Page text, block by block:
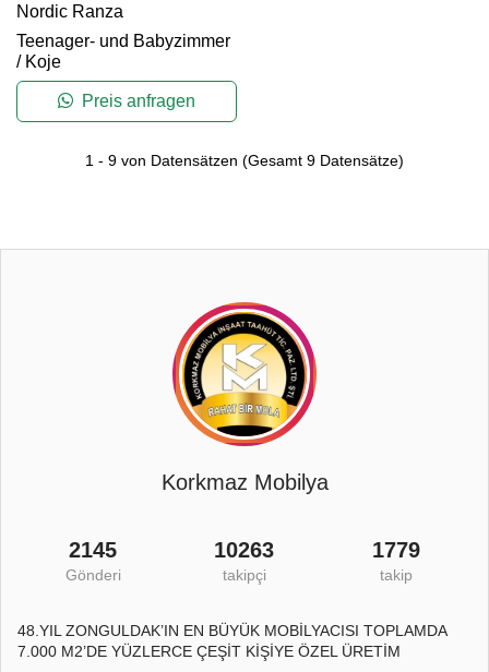
Nordic Ranza
Teenager- und Babyzimmer
/ Koje
Preis anfragen
1 - 9 von Datensätzen (Gesamt 9 Datensätze)
Korkmaz Mobilya
2145
Gönderi
10263
takipçi
1779
takip
48.YIL ZONGULDAK’IN EN BÜYÜK MOBİLYACISI TOPLAMDA
7.000 M2’DE YÜZLERCE ÇEŞİT KİŞİYE ÖZEL ÜRETİM